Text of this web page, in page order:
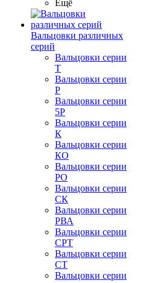
Ещё
Вальцовки различных
серий
Вальцовки серии
Т
Вальцовки серии
Р
Вальцовки серии
5Р
Вальцовки серии
К
Вальцовки серии
КО
Вальцовки серии
РО
Вальцовки серии
СК
Вальцовки серии
РВА
Вальцовки серии
СРТ
Вальцовки серии
СТ
Вальцовки серии